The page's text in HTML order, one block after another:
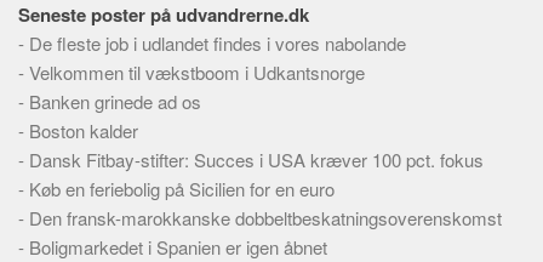
Tekstannoncer
Bannere
Hjælp
Seneste poster på udvandrerne.dk
- De fleste job i udlandet findes i vores nabolande
-Velkommen til vækstboom i Udkantsnorge
- Banken grinede ad os
- Boston kalder
- Dansk Fitbay-stifter: Succes i USA kræver 100 pct. fokus
- Køb en feriebolig på Sicilien for en euro
- Den fransk-marokkanske dobbeltbeskatningsoverenskomst
- Boligmarkedet i Spanien er igen åbnet